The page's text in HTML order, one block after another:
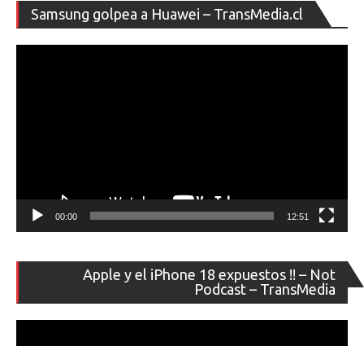
Samsung golpea a Huawei – TransMedia.cl
de
00:00 12:51
Apple y el iPhone 18 expuestos !! – Not
Podcast – TransMedia
de